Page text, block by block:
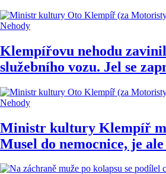
Nehody
Klempířovu nehodu
služebního vozu. Jel se
Nehody
Ministr kultury Klempíř
Musel do nemocnice, je